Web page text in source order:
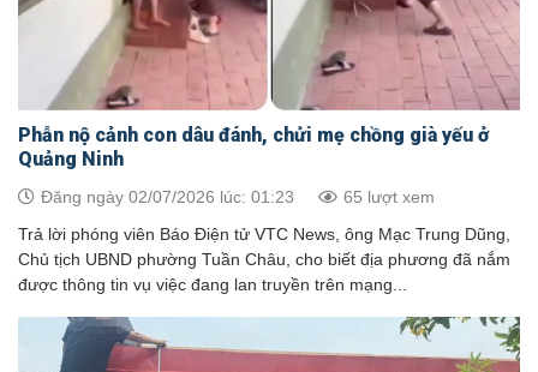
Phẫn nộ cảnh con dâu đánh, chửi mẹ chồng già yếu ở
Quảng Ninh
Đăng ngày 02/07/2026 lúc: 01:23 65 lượt xem
Trả lời phóng viên Báo Điện tử VTC News, ông Mạc Trung Dũng,
Chủ tịch UBND phường Tuần Châu, cho biết địa phương đã nắm
được thông tin vụ việc đang lan truyền trên mạng...